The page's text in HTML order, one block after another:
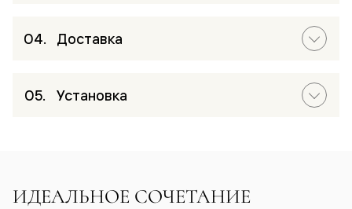
Доставка
Установка
ИДЕАЛЬНОЕ СОЧЕТАНИЕ